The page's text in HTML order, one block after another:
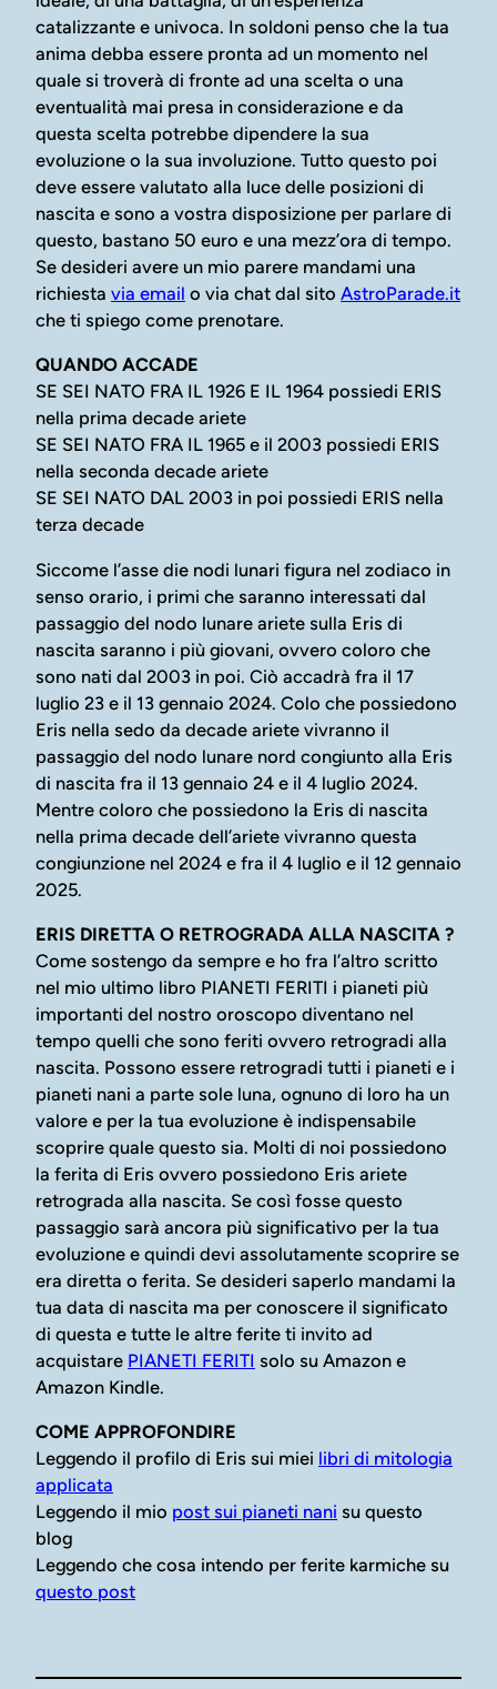
catalizzante e univoca. In soldoni penso che la tua
anima debba essere pronta ad un momento nel
quale si troverà di fronte ad una scelta o una
eventualità mai presa in considerazione e da
questa scelta potrebbe dipendere la sua
evoluzione o la sua involuzione. Tutto questo poi
deve essere valutato alla luce delle posizioni di
nascita e sono a vostra disposizione per parlare di
questo, bastano 50 euro e una mezz’ora di tempo.
Se desideri avere un mio parere mandami una
richiesta via email o via chat dal sito AstroParade.it
che ti spiego come prenotare.
QUANDO ACCADE
SE SEI NATO FRA IL 1926 E IL 1964 possiedi ERIS
nella prima decade ariete
SE SEI NATO FRA IL 1965 e il 2003 possiedi ERIS
nella seconda decade ariete
SE SEI NATO DAL 2003 in poi possiedi ERIS nella
terza decade
Siccome l’asse die nodi lunari figura nel zodiaco in
senso orario, i primi che saranno interessati dal
passaggio del nodo lunare ariete sulla Eris di
nascita saranno i più giovani, ovvero coloro che
sono nati dal 2003 in poi. Ciò accadrà fra il 17
luglio 23 e il 13 gennaio 2024. Colo che possiedono
Eris nella sedo da decade ariete vivranno il
passaggio del nodo lunare nord congiunto alla Eris
di nascita fra il 13 gennaio 24 e il 4 luglio 2024.
Mentre coloro che possiedono la Eris di nascita
nella prima decade dell’ariete vivranno questa
congiunzione nel 2024 e fra il 4 luglio e il 12 gennaio
2025.
ERIS DIRETTA O RETROGRADA ALLA NASCITA ?
Come sostengo da sempre e ho fra l’altro scritto
nel mio ultimo libro PIANETI FERITI i pianeti più
importanti del nostro oroscopo diventano nel
tempo quelli che sono feriti ovvero retrogradi alla
nascita. Possono essere retrogradi tutti i pianeti e i
pianeti nani a parte sole luna, ognuno di loro ha un
valore e per la tua evoluzione è indispensabile
scoprire quale questo sia. Molti di noi possiedono
la ferita di Eris ovvero possiedono Eris ariete
retrograda alla nascita. Se così fosse questo
passaggio sarà ancora più significativo per la tua
evoluzione e quindi devi assolutamente scoprire se
era diretta o ferita. Se desideri saperlo mandami la
tua data di nascita ma per conoscere il significato
di questa e tutte le altre ferite ti invito ad
acquistare PIANETI FERITI solo su Amazon e
Amazon Kindle.
COME APPROFONDIRE
Leggendo il profilo di Eris sui miei libri di mitologia
applicata
Leggendo il mio post sui pianeti nani su questo
blog
Leggendo che cosa intendo per ferite karmiche su
questo post